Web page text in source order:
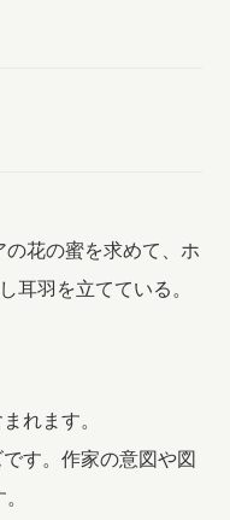
花の蜜を求めて、ホ
耳羽を立てている。
れます。
す。作家の意図や図